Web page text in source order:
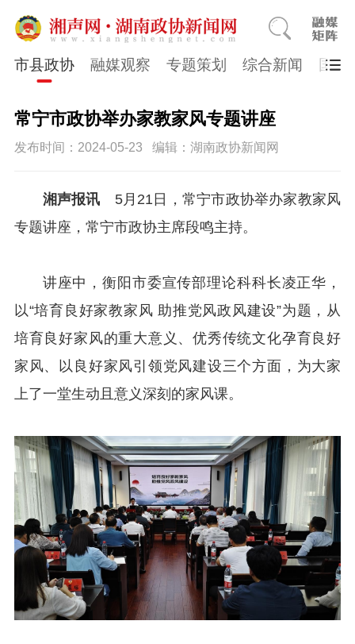
市县政协 融媒观察 专题策划 综合新闻 国医
常宁市政协举办家教家风专题讲座
发布时间：2024-05-23 编辑：湖南政协新闻网
湘声报讯 5月21日，常宁市政协举办家教家风
专题讲座，常宁市政协主席段鸣主持。
讲座中，衡阳市委宣传部理论科科长凌正华，
以“培育良好家教家风 助推党风政风建设”为题，从
培育良好家风的重大意义、优秀传统文化孕育良好
家风、以良好家风引领党风建设三个方面，为大家
上了一堂生动且意义深刻的家风课。